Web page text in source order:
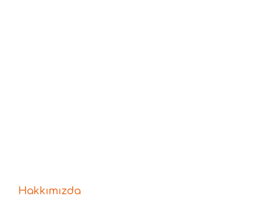
Hakkımızda